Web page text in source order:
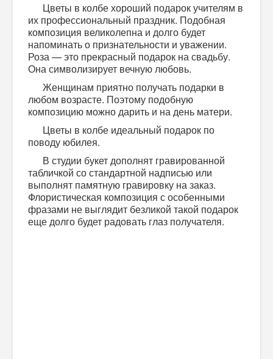
Цветы в колбе хороший подарок учителям в
их профессиональный праздник. Подобная
композиция великолепна и долго будет
напоминать о признательности и уважении.
Роза — это прекрасный подарок на свадьбу.
Она символизирует вечную любовь.
Женщинам приятно получать подарки в
любом возрасте. Поэтому подобную
композицию можно дарить и на день матери.
Цветы в колбе идеальный подарок по
поводу юбилея.
В студии букет дополнят гравированной
табличкой со стандартной надписью или
выполнят памятную гравировку на заказ.
Флористическая композиция с особенными
фразами не выглядит безликой такой подарок
еще долго будет радовать глаз получателя.